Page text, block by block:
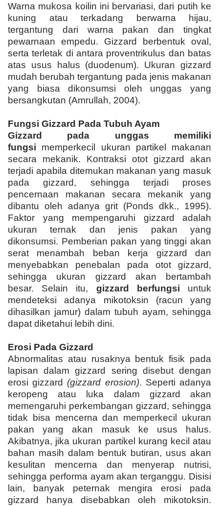
Warna mukosa koilin ini bervariasi, dari putih ke
kuning atau terkadang berwarna hijau,
tergantung dari warna pakan dan tingkat
pewarnaan empedu. Gizzard berbentuk oval,
serta terletak di antara proventrikulus dan batas
atas usus halus (duodenum). Ukuran gizzard
mudah berubah tergantung pada jenis makanan
yang biasa dikonsumsi oleh unggas yang
bersangkutan (Amrullah, 2004).
Fungsi Gizzard Pada Tubuh Ayam
Gizzard pada unggas memiliki
fungsi memperkecil ukuran partikel makanan
secara mekanik. Kontraksi otot gizzard akan
terjadi apabila ditemukan makanan yang masuk
pada gizzard, sehingga terjadi proses
pencernaan makanan secara mekanik yang
dibantu oleh adanya grit (Ponds dkk., 1995).
Faktor yang mempengaruhi gizzard adalah
ukuran ternak dan jenis pakan yang
dikonsumsi. Pemberian pakan yang tinggi akan
serat menambah beban kerja gizzard dan
menyebabkan penebalan pada otot gizzard,
sehingga ukuran gizzard akan bertambah
besar.
Selain itu, gizzard berfungsi untuk
mendeteksi adanya mikotoksin (racun yang
dihasilkan jamur) dalam tubuh ayam, sehingga
dapat diketahui lebih dini.
Erosi Pada Gizzard
Abnormalitas atau rusaknya bentuk fisik pada
lapisan dalam gizzard sering disebut dengan
erosi gizzard (gizzard erosion). Seperti adanya
keropeng atau luka dalam gizzard akan
memengaruhi perkembangan gizzard, sehingga
tidak bisa mencerna dan memperkecil ukuran
pakan yang akan masuk ke usus halus.
Akibatnya, jika ukuran partikel kurang kecil atau
bahan masih dalam bentuk butiran, usus akan
kesulitan mencerna dan menyerap nutrisi,
sehingga performa ayam akan terganggu. Disisi
lain, banyak peternak mengira erosi pada
gizzard hanya disebabkan oleh mikotoksin.